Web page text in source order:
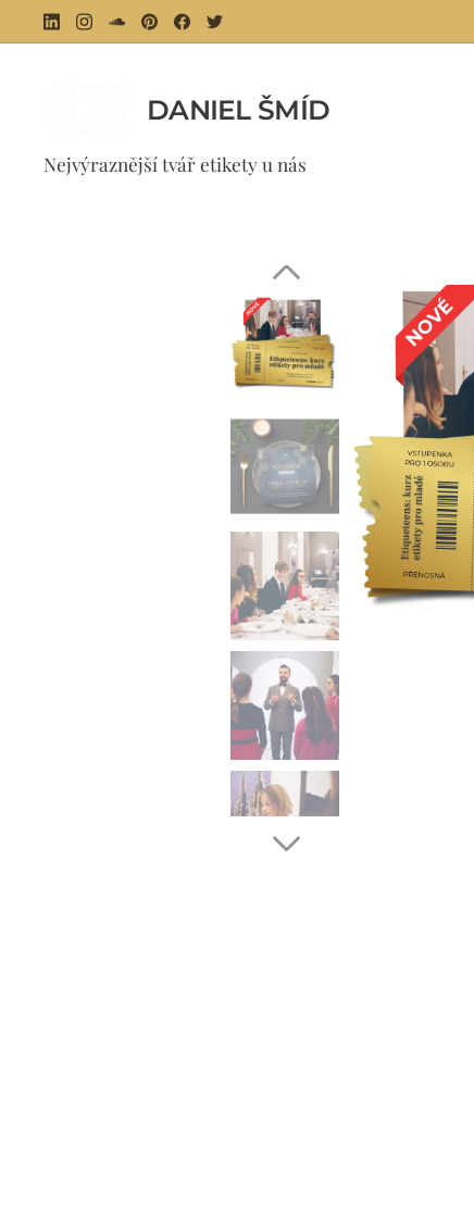
DANIEL ŠMÍD
Nejvýraznější tvář etikety u nás